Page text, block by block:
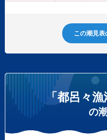
この潮見表
「都呂々
の